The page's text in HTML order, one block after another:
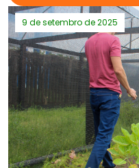
9 de setembro de 2025